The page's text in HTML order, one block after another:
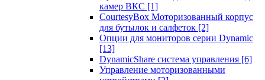
камер ВКС [1]
CourtesyBox Моторизованный корпус
для бутылок и салфеток [2]
Опции для мониторов серии Dynamic
[13]
DynamicShare система управления [6]
Управление моторизованными